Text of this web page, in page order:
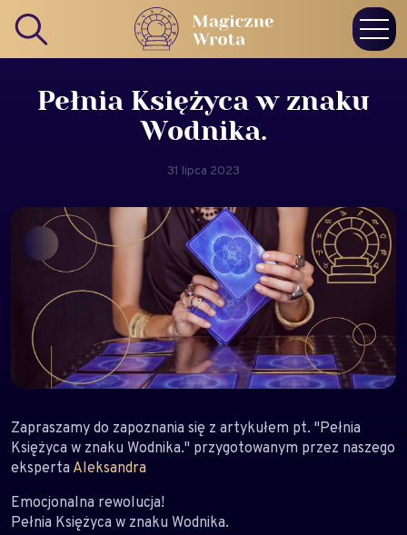
Pełnia Księżyca w znaku
Wodnika.
31 lipca 2023
Zapraszamy do zapoznania się z artykułem pt. "Pełnia
Księżyca w znaku Wodnika." przygotowanym przez naszego
eksperta Aleksandra
Emocjonalna rewolucja!
Pełnia Księżyca w znaku Wodnika.